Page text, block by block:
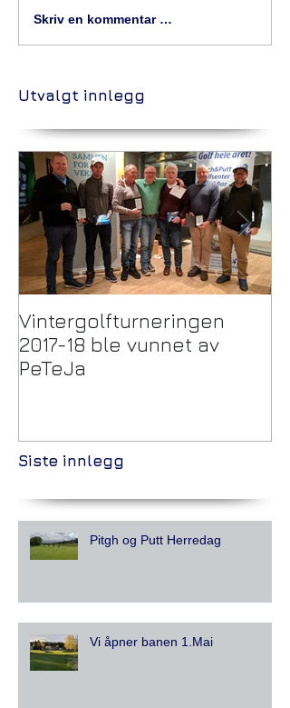
Skriv en kommentar …
Utvalgt innlegg
Vintergolfturneringen
2017-18 ble vunnet av
PeTeJa
Siste innlegg
Pitgh og Putt Herredag
Vi åpner banen 1.Mai